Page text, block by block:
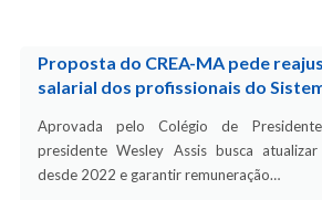
Proposta do CREA-MA pede
salarial dos profissionais do
Aprovada pelo Colégio de
presidente Wesley Assis busca
desde 2022 e garantir remuneração…